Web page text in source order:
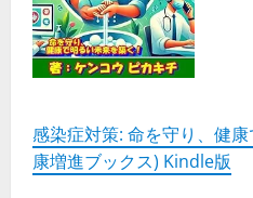
感染症対策: 命を守り、健
康増進ブックス) Kindle版